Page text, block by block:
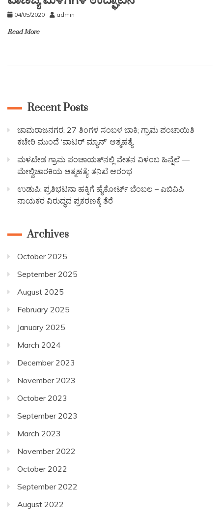
04/05/2020 admin
Read More
Recent Posts
ಚಾಮರಾಜನಗರ: 27 ತಿಂಗಳ ಸಂಬಳ ಬಾಕಿ; ಗ್ರಾಮ ಪಂಚಾಯಿತಿ
ಕಚೇರಿ ಮುಂದೆ ‘ವಾಟರ್ ಮ್ಯಾನ್’ ಆತ್ಮಹತ್ಯೆ
ಮಳಖೇಡ ಗ್ರಾಮ ಪಂಚಾಯತ್‌ನಲ್ಲಿ ವೇತನ ವಿಳಂಬ ಹಿನ್ನೆಲೆ —
ಮೇಲ್ವಿಚಾರಕಿಯ ಆತ್ಮಹತ್ಯೆ: ತನಿಖೆ ಆರಂಭ
ಉಡುಪಿ: ಪ್ರತಿಭಟನಾ ಹಕ್ಕಿಗೆ ಹೈಕೋರ್ಟ್ ಬೆಂಬಲ – ಎಬಿವಿಪಿ
ನಾಯಕರ ವಿರುದ್ಧದ ಪ್ರಕರಣಕ್ಕೆ ತೆರೆ
Archives
October 2025
September 2025
August 2025
February 2025
January 2025
March 2024
December 2023
November 2023
October 2023
September 2023
March 2023
November 2022
October 2022
September 2022
August 2022